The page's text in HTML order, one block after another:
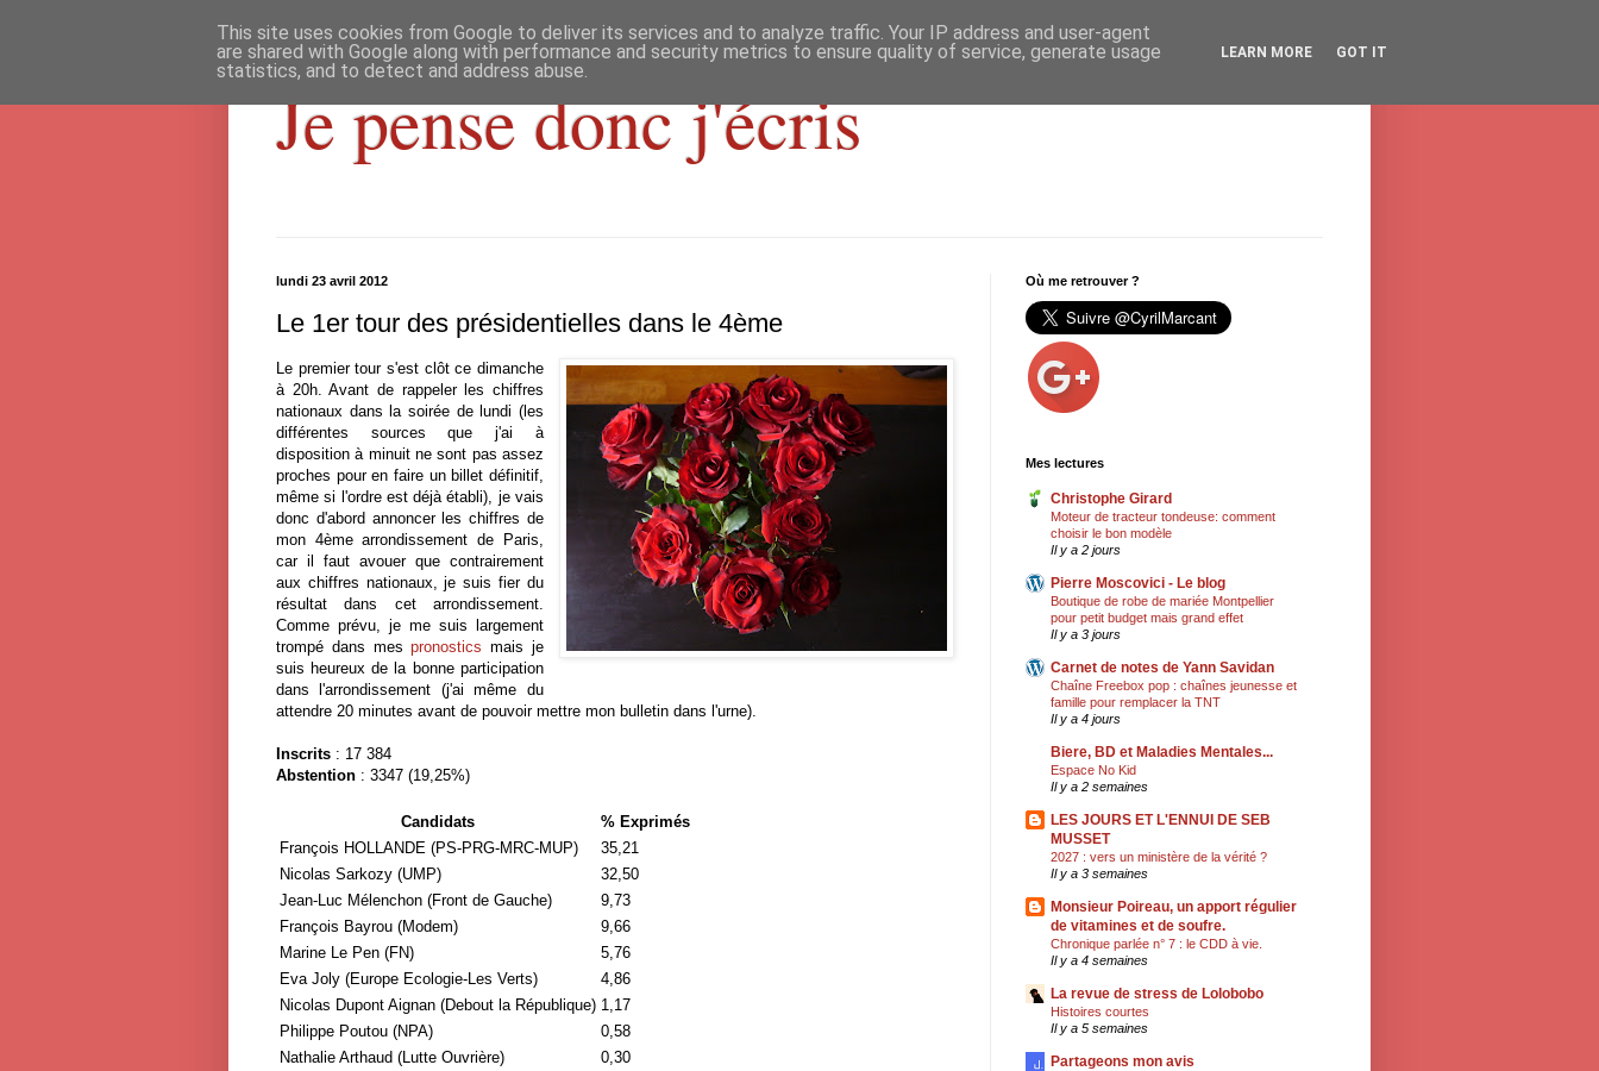
Je pense donc j'écris
lundi 23 avril 2012
Le 1er tour des présidentielles dans le 4ème
Le premier tour s'est clôt ce dimanche
à 20h. Avant de rappeler les chiffres
nationaux dans la soirée de lundi (les
différentes sources que j'ai à
disposition à minuit ne sont pas assez
proches pour en faire un billet définitif,
même si l'ordre est déjà établi), je vais
donc d'abord annoncer les chiffres de
mon 4ème arrondissement de Paris,
car il faut avouer que contrairement
aux chiffres nationaux, je suis fier du
résultat dans cet arrondissement.
Comme prévu, je me suis largement
trompé dans mespronostics mais je
suis heureux de la bonne participation
dans l'arrondissement (j'ai même du
attendre 20 minutes avant de pouvoir mettre mon bulletin dans l'urne).
Inscrits : 17 384
Abstention : 3347 (19,25%)
Candidats
% Exprimés
François HOLLANDE (PS-PRG-MRC-MUP)
35,21
Nicolas Sarkozy (UMP)
32,50
Jean-Luc Mélenchon (Front de Gauche)
9,73
François Bayrou (Modem)
9,66
Marine Le Pen (FN)
5,76
Eva Joly (Europe Ecologie-Les Verts)
4,86
Nicolas Dupont Aignan (Debout la République) 1,17
Philippe Poutou (NPA)
0,58
Nathalie Arthaud (Lutte Ouvrière)
0,30
Où me retrouver ?
Mes lectures
Christophe Girard
Moteur de tracteur tondeuse: comment
choisir le bon modèle
Il y a 2 jours
Pierre Moscovici - Le blog
Boutique de robe de mariée Montpellier
pour petit budget mais grand effet
Il y a 3 jours
Carnet de notes de Yann Savidan
Chaîne Freebox pop : chaînes jeunesse et
famille pour remplacer la TNT
Il y a 4 jours
Biere, BD et Maladies Mentales...
Espace No Kid
Il y a 2 semaines
LES JOURS ET L'ENNUI DE SEB
MUSSET
2027 : vers un ministère de la vérité ?
Il y a 3 semaines
Monsieur Poireau, un apport régulier
de vitamines et de soufre.
Chronique parlée n° 7 : le CDD à vie.
Il y a 4 semaines
La revue de stress de Lolobobo
Histoires courtes
Il y a 5 semaines
Partageons mon avis
This site uses cookies from Google to deliver its services and to analyze traffic. Your IP address and user-agent
are shared with Google along with performance and security metrics to ensure quality of service, generate usage
statistics, and to detect and address abuse.
LEARN MORE GOT IT